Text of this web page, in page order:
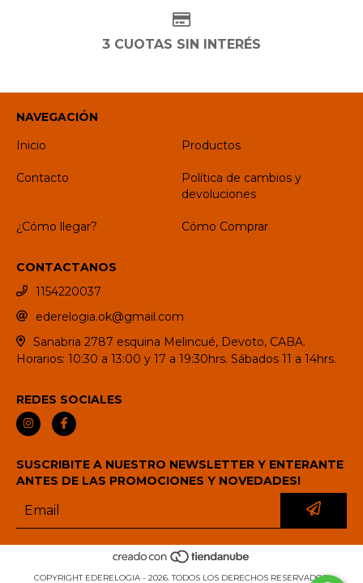
3 CUOTAS SIN INTERÉS
NAVEGACIÓN
Inicio
Productos
Contacto
Política de cambios y
devoluciones
¿Cómo llegar? Cómo Comprar
CONTACTANOS
1154220037
ederelogia.ok@gmail.com
Sanabria 2787 esquina Melincué, Devoto, CABA.
Horarios: 10:30 a 13:00 y 17 a 19:30hrs. Sábados 11 a 14hrs.
REDES SOCIALES
SUSCRIBITE A NUESTRO NEWSLETTER Y ENTERANTE
ANTES DE LAS PROMOCIONES Y NOVEDADES!
COPYRIGHT EDERELOGIA - 2026. TODOS LOS DERECHOS RESERVADOS.